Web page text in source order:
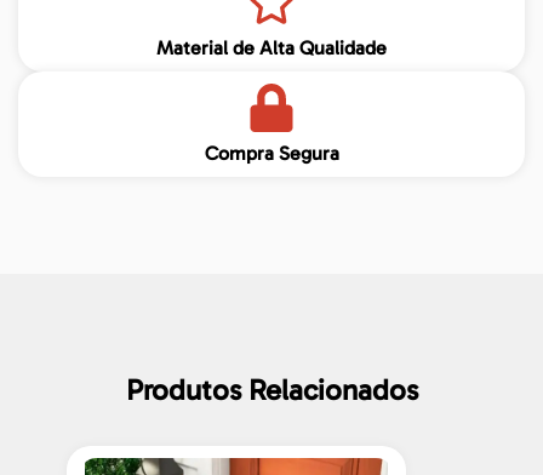
Material de Alta Qualidade
Compra Segura
Produtos Relacionados